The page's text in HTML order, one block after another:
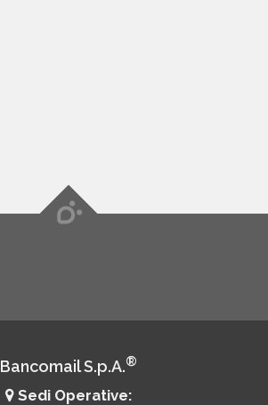
Bancomail S.p.A.®
Sedi Operative: